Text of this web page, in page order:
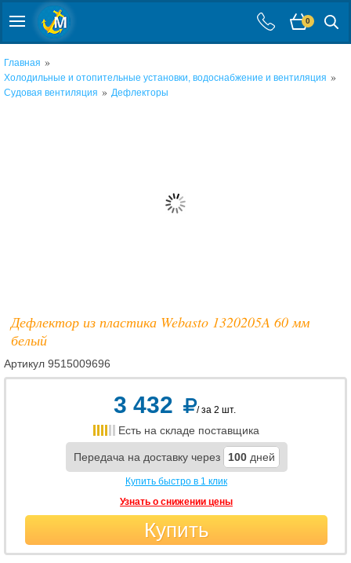
0
Главная »
Холодильные и отопительные установки, водоснабжение и вентиляция »
Судовая вентиляция » Дефлекторы
Дефлектор из пластика Webasto 1320205A 60 мм
белый
Артикул 9515009696
3 432 / за 2 шт.
Есть на складе поставщика
Передача на доставку через 100 дней
Купить быстро в 1 клик
Узнать о снижении цены
Купить